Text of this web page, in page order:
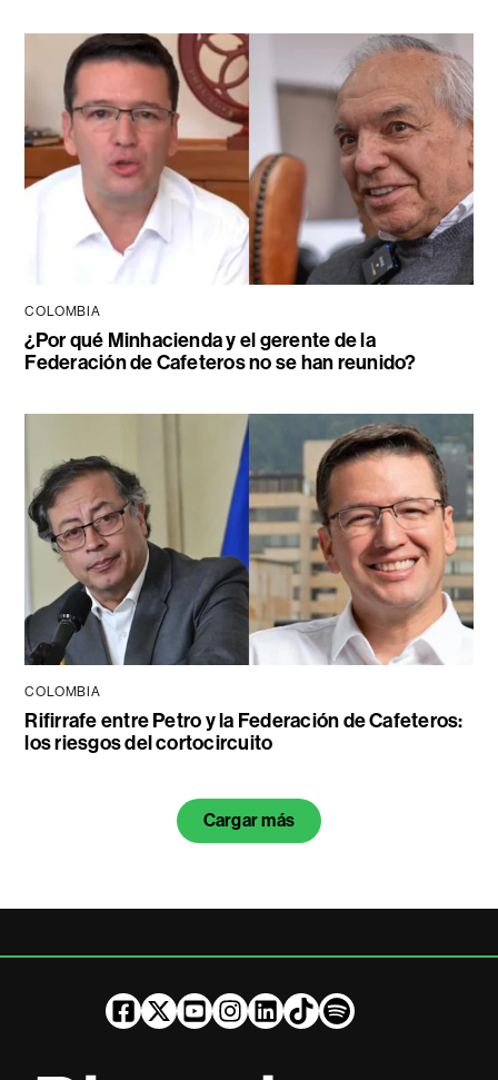
COLOMBIA
¿Por qué Minhacienda y el gerente de la
Federación de Cafeteros no se han reunido?
COLOMBIA
Rifirrafe entre Petro y la Federación de Cafeteros:
los riesgos del cortocircuito
Cargar más